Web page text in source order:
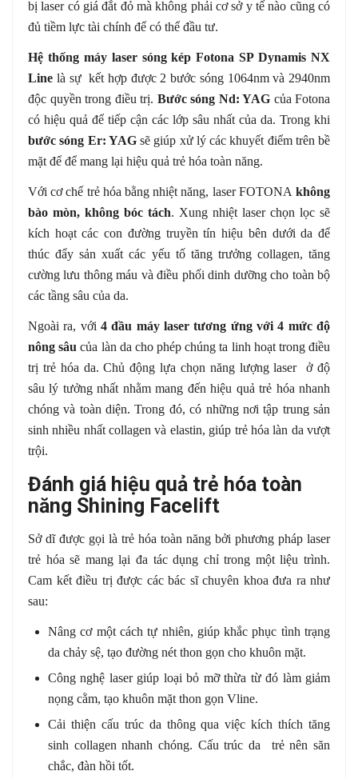
bị laser có giá đắt đỏ mà không phải cơ sở y tế nào cũng có
đủ tiềm lực tài chính để có thể đầu tư.
Hệ thống máy laser sóng kép Fotona SP Dynamis NX
Line là sự kết hợp được 2 bước sóng 1064nm và 2940nm
độc quyền trong điều trị. Bước sóng Nd: YAG của Fotona
có hiệu quả để tiếp cận các lớp sâu nhất của da. Trong khi
bước sóng Er: YAGsẽ giúp xử lý các khuyết điểm trên bề
mặt để để mang lại hiệu quả trẻ hóa toàn năng.
Với cơ chế trẻ hóa bằng nhiệt năng, laserFOTONA không
bào mòn, không bóc tách. Xung nhiệt laser chọn lọc sẽ
kích hoạt các con đường truyền tín hiệu bên dưới da để
thúc đẩy sản xuất các yếu tố tăng trưởng collagen, tăng
cường lưu thông máu và điều phối dinh dưỡng cho toàn bộ
các tầng sâu của da.
Ngoài ra, với 4 đầu máy laser tương ứng với 4 mức độ
nông sâu của làn da cho phép chúng ta linh hoạt trong điều
trị trẻ hóa da. Chủ động lựa chọn năng lượng laser ở độ
sâu lý tưởng nhất nhằm mang đến hiệu quả trẻ hóa nhanh
chóng và toàn diện. Trong đó, có những nơi tập trung sản
sinh nhiều nhất collagen và elastin, giúp trẻ hóa làn da vượt
trội.
Đánh giá hiệu quả trẻ hóa toàn
năng Shining Facelift
Sở dĩ được gọi là trẻ hóa toàn năng bởi phương pháp laser
trẻ hóa sẽ mang lại đa tác dụng chỉ trong một liệu trình.
Cam kết điều trị được các bác sĩ chuyên khoa đưa ra như
sau:
Nâng cơ một cách tự nhiên, giúpkhắc phục tình trạng
da chảy sệ, tạo đường nét thon gọn cho khuôn mặt.
Công nghệ laser giúp loại bỏ mỡ thừa từ đó làm giảm
nọng cằm, tạo khuôn mặt thon gọn Vline.
Cải thiện cấu trúc da thông qua việc kích thích tăng
sinh collagen nhanh chóng. Cấu trúc da trẻ nên săn
chắc, đàn hồi tốt.